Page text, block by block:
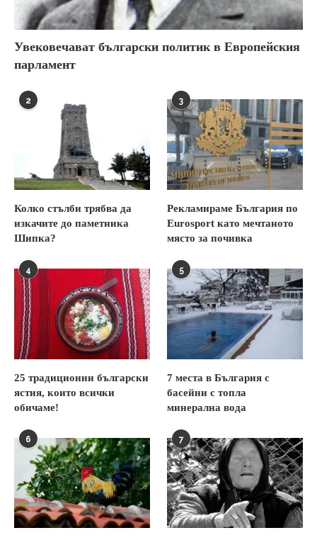
Увековечават български политик в Европейския
парламент
2
Колко стълби трябва да
изкачите до паметника
Шипка?
3
Рекламираме България по
Eurosport като мечтаното
място за почивка
4
25 традиционни български
ястия, които всички
обичаме!
5
7 места в България с
басейни с топла
минерална вода
6 7